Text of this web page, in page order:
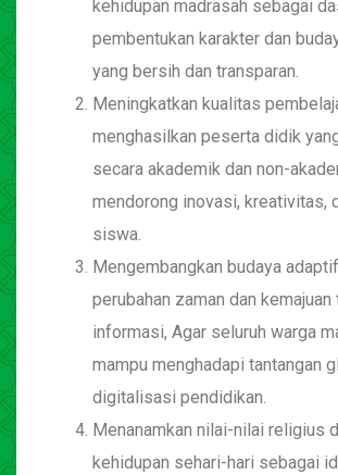
kehidupan madrasah sebagai
pembentukan karakter dan
yang bersih dan transparan.
Meningkatkan kualitas
menghasilkan peserta didik
secara akademik dan non-
mendorong inovasi, kreativitas,
siswa.
Mengembangkan budaya
perubahan zaman dan
informasi, Agar seluruh warga
mampu menghadapi tantangan
digitalisasi pendidikan.
Menanamkan nilai-nilai religius
kehidupan sehari-hari sebagai